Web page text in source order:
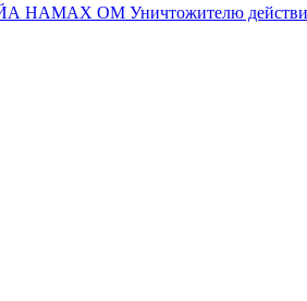
ОМ Уничтожителю действия